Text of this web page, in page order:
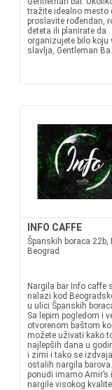
tražite idealno mesto
proslavite rođendan,
deteta ili planirate da
organizujete bilo koju
slavlja, Gentleman
INFO CAFFE
Španskih boraca 22b,
Beograd
Nargila bar Info caffe
nalazi kod
u ulici Španskih
Sa lepim pogledom i
otvorenom baštom
možete uživati kako
najlepših dana u
i zimi i tako se
ostalih nargila
ponudi imamo Amir’s
nargile visokog